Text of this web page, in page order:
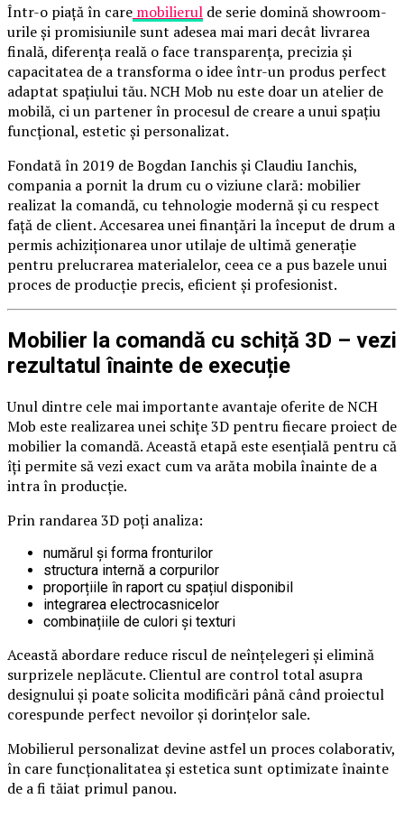
Într-o piață în care mobilierul de serie domină showroom-
urile și promisiunile sunt adesea mai mari decât livrarea
finală, diferența reală o face transparența, precizia și
capacitatea de a transforma o idee într-un produs perfect
adaptat spațiului tău. NCH Mob nu este doar un atelier de
mobilă, ci un partener în procesul de creare a unui spațiu
funcțional, estetic și personalizat.
Fondată în 2019 de Bogdan Ianchis și Claudiu Ianchis,
compania a pornit la drum cu o viziune clară: mobilier
realizat la comandă, cu tehnologie modernă și cu respect
față de client. Accesarea unei finanțări la început de drum a
permis achiziționarea unor utilaje de ultimă generație
pentru prelucrarea materialelor, ceea ce a pus bazele unui
proces de producție precis, eficient și profesionist.
Mobilier la comandă cu schiță 3D – vezi
rezultatul înainte de execuție
Unul dintre cele mai importante avantaje oferite de NCH
Mob este realizarea unei schițe 3D pentru fiecare proiect de
mobilier la comandă. Această etapă este esențială pentru că
îți permite să vezi exact cum va arăta mobila înainte de a
intra în producție.
Prin randarea 3D poți analiza:
numărul și forma fronturilor
structura internă a corpurilor
proporțiile în raport cu spațiul disponibil
integrarea electrocasnicelor
combinațiile de culori și texturi
Această abordare reduce riscul de neînțelegeri și elimină
surprizele neplăcute. Clientul are control total asupra
designului și poate solicita modificări până când proiectul
corespunde perfect nevoilor și dorințelor sale.
Mobilierul personalizat devine astfel un proces colaborativ,
în care funcționalitatea și estetica sunt optimizate înainte
de a fi tăiat primul panou.